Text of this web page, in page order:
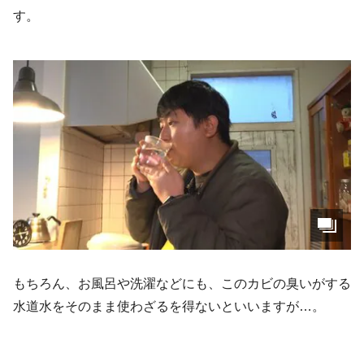
す。
もちろん、お風呂や洗濯などにも、このカビの臭いがする
水道水をそのまま使わざるを得ないといいますが…。